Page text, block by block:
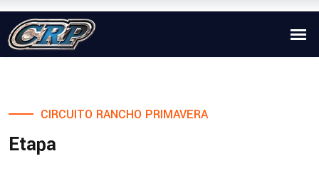
CIRCUITO RANCHO PRIMAVERA
Etapa